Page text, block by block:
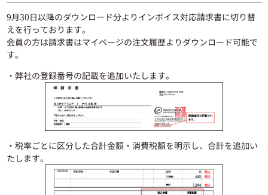
9月30日以降のダウンロード分よりインボイス対応請求書に切り替
えを行っております。
会員の方は請求書はマイページの注文履歴よりダウンロード可能で
す。
・弊社の登録番号の記載を追加いたします。
・税率ごとに区分した合計金額・消費税額を明示し、合計を追加い
たします。